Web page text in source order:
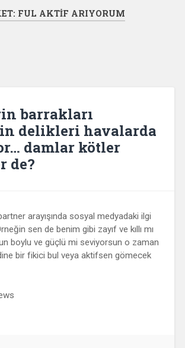
FUL AKTIF ARIYORUM
barrakları
delikleri havalarda
damlar kötler
de?
arayışında sosyal medyadaki ilgi
sen de benim gibi zayıf ve kıllı mı
boylu ve güçlü mi seviyorsun o zaman
bir fikici bul veya aktifsen gömecek